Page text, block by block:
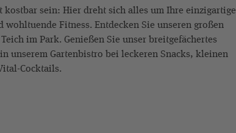
sein: Hier dreht sich alles um Ihre einzigartige
wohltuende Fitness. Entdecken Sie unseren großen
im Park. Genießen Sie unser breitgefächertes
unserem Gartenbistro bei leckeren Snacks, kleinen
Cocktails.